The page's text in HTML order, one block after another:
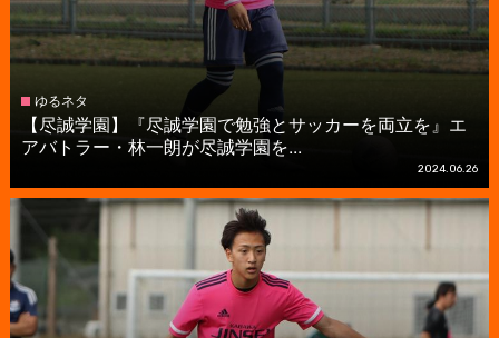
ゆるネタ
【尽誠学園】『尽誠学園で勉強とサッカーを両立を』エ
アバトラー・林一朗が尽誠学園を...
2024.06.26